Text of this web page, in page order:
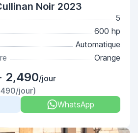
Noir 2023
5
600 hp
Automatique
Orange
2,490/jour
jour)
WhatsApp